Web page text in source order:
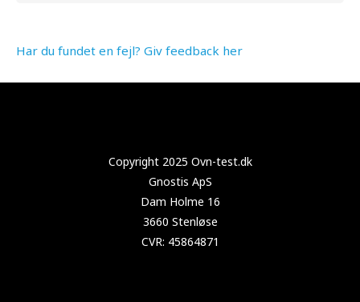
Har du fundet en fejl? Giv feedback her